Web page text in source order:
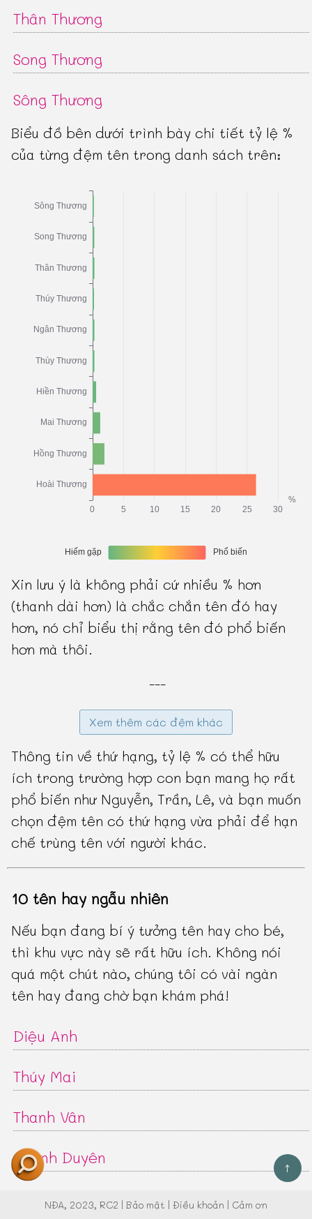
Thân Thương
Song Thương
Sông Thương
Biểu đồ bên dưới trình bày chi tiết tỷ lệ %
của từng đệm tên trong danh sách trên:
Xin lưu ý là không phải cứ nhiều % hơn
(thanh dài hơn) là chắc chắn tên đó hay
hơn, nó chỉ biểu thị rằng tên đó phổ biến
hơn mà thôi.
---
Xem thêm các đệm khác
Thông tin về thứ hạng, tỷ lệ % có thể hữu
ích trong trường hợp con bạn mang họ rất
phổ biến như Nguyễn, Trần, Lê, và bạn muốn
chọn đệm tên có thứ hạng vừa phải để hạn
chế trùng tên với người khác.
10 tên hay ngẫu nhiên
Nếu bạn đang bí ý tưởng tên hay cho bé,
thì khu vực này sẽ rất hữu ích. Không nói
quá một chút nào, chúng tôi có vài ngàn
tên hay đang chờ bạn khám phá!
Diệu Anh
Thúy Mai
Thanh Vân
Quỳnh Duyên
Bích Thu
↑
NĐA, 2023, RC2 | Bảo mật | Điều khoản | Cảm ơn